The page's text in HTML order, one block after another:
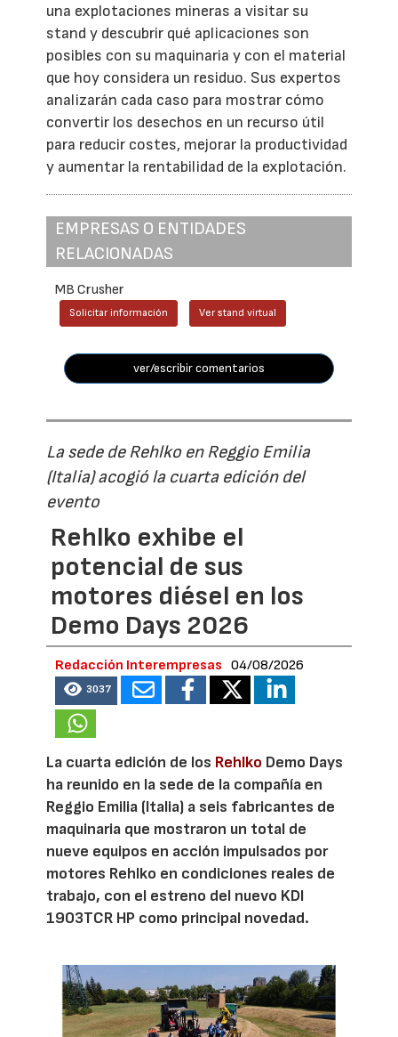
una explotaciones mineras a visitar su
stand y descubrir qué aplicaciones son
posibles con su maquinaria y con el material
que hoy considera un residuo. Sus expertos
analizarán cada caso para mostrar cómo
convertir los desechos en un recurso útil
para reducir costes, mejorar la productividad
y aumentar la rentabilidad de la explotación.
EMPRESAS O ENTIDADES
RELACIONADAS
MB Crusher
Solicitar información Ver stand virtual
ver/escribir comentarios
La sede de Rehlko en Reggio Emilia
(Italia) acogió la cuarta edición del
evento
Rehlko exhibe el
potencial de sus
motores diésel en los
Demo Days 2026
Redacción Interempresas 04/08/2026
3037
La cuarta edición de los Rehlko Demo Days
ha reunido en la sede de la compañía en
Reggio Emilia (Italia) a seis fabricantes de
maquinaria que mostraron un total de
nueve equipos en acción impulsados por
motores Rehlko en condiciones reales de
trabajo, con el estreno del nuevo KDI
1903TCR HP como principal novedad.